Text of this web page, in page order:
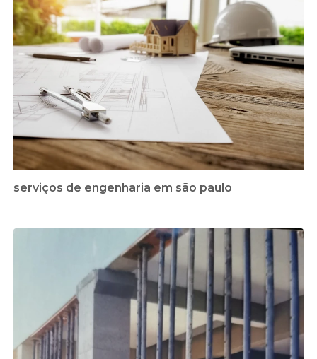
serviços de engenharia em são paulo